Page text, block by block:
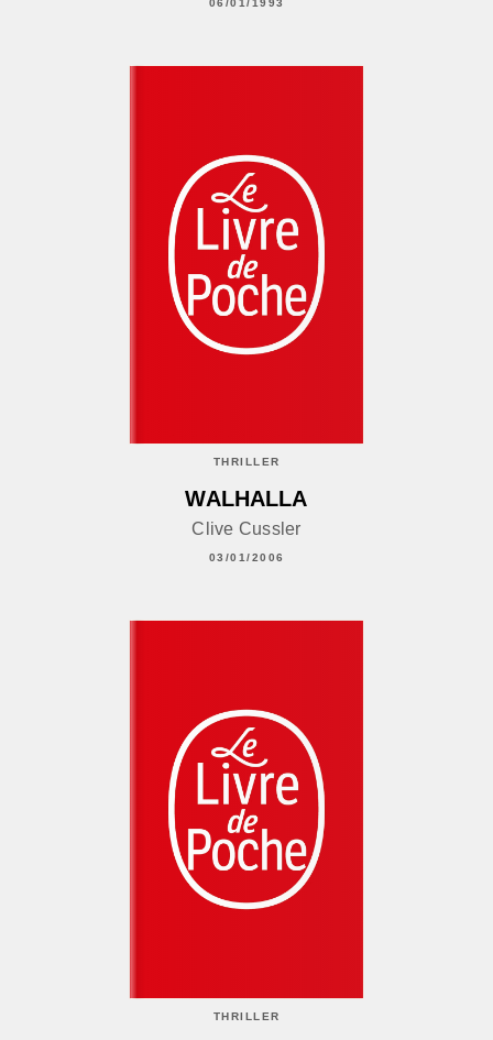
THRILLER
WALHALLA
Clive Cussler
03/01/2006
THRILLER